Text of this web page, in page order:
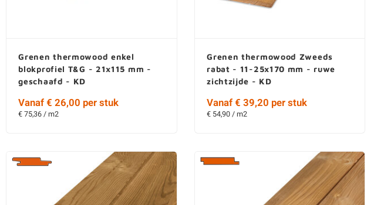
Grenen thermowood enkel
blokprofiel T&G - 21x115 mm -
geschaafd - KD
Vanaf € 26,00 per stuk
€ 75,36 / m2
Grenen thermowood Zweeds
rabat - 11-25x170 mm - ruwe
zichtzijde - KD
Vanaf € 39,20 per stuk
€ 54,90 / m2